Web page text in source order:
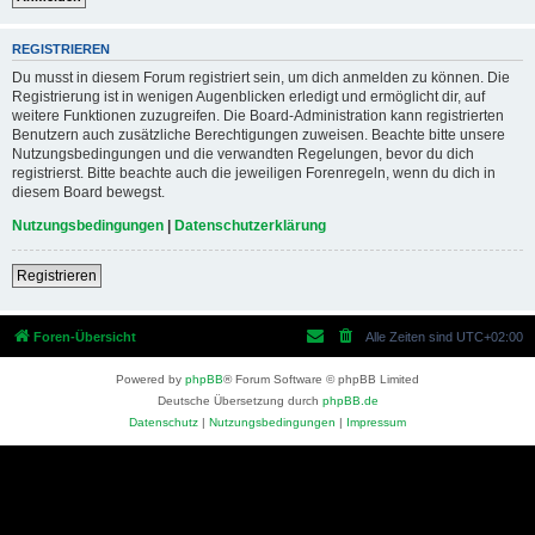
REGISTRIEREN
Du musst in diesem Forum registriert sein, um dich anmelden zu können. Die
Registrierung ist in wenigen Augenblicken erledigt und ermöglicht dir, auf
weitere Funktionen zuzugreifen. Die Board-Administration kann registrierten
Benutzern auch zusätzliche Berechtigungen zuweisen. Beachte bitte unsere
Nutzungsbedingungen und die verwandten Regelungen, bevor du dich
registrierst. Bitte beachte auch die jeweiligen Forenregeln, wenn du dich in
diesem Board bewegst.
Nutzungsbedingungen | Datenschutzerklärung
Registrieren
Foren-Übersicht Alle Zeiten sind UTC+02:00
Powered by phpBB® Forum Software © phpBB Limited
Deutsche Übersetzung durch phpBB.de
Datenschutz | Nutzungsbedingungen | Impressum